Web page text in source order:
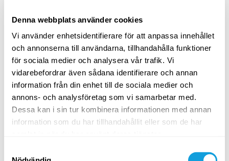
Denna webbplats använder cookies
Vi använder enhetsidentifierare för att anpassa innehållet
och annonserna till användarna, tillhandahålla funktioner
för sociala medier och analysera vår trafik. Vi
vidarebefordrar även sådana identifierare och annan
information från din enhet till de sociala medier och
annons- och analysföretag som vi samarbetar med.
Dessa kan i sin tur kombinera informationen med annan
information som du har tillhandahållit eller som de har
A grounding meditation using sight, sound, and bodily
sensations to help you gently settle the mind.
SPARA TILL FAVORITER